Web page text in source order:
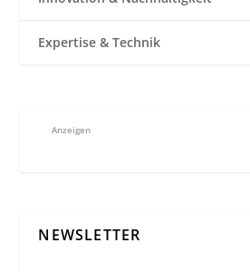
Expertise & Technik
Anzeigen
NEWSLETTER